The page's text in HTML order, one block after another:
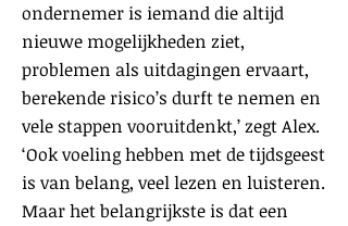
ondernemer is iemand die altijd
nieuwe mogelijkheden ziet,
problemen als uitdagingen ervaart,
berekende risico’s durft te nemen en
vele stappen vooruitdenkt,’ zegt Alex.
‘Ook voeling hebben met de tijdsgeest
is van belang, veel lezen en luisteren.
Maar het belangrijkste is dat een